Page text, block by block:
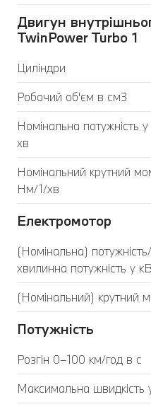
Двигун
TwinPower Turbo 1
Циліндри
Робочий об'єм в см3
Номінальна потужність
хв
Номінальний крутний
Нм/1/хв
Електромотор
(Номінальна)
хвилинна потужність у
(Номінальний) крутний
Потужність
Розгін 0–100 км/год в с
Максимальна швидкість